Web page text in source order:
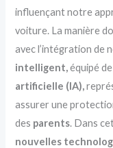
influençant notre
voiture. La manière
avec l’intégration de
intelligent,équipé
artificielle (IA),
assurer une
des parents. Dans
nouvelles